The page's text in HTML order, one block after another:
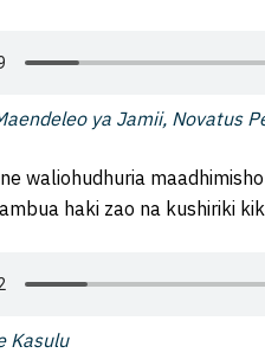
ya Jamii, Novatus
waliohudhuria
haki zao na kushiriki
Kasulu